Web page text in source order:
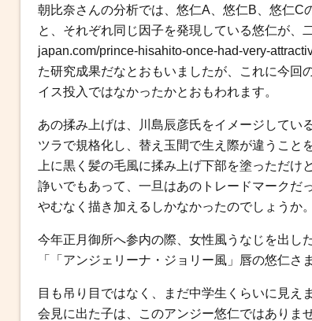
朝比奈さんの分析では、悠仁A、悠仁B、悠仁C
と、それぞれ同じ因子を発現している悠仁が、
japan.com/prince-hisahito-once-had-very-
た研究成果だなとおもいましたが、これに今回
イス投入ではなかったかとおもわれます。
あの揉み上げは、川島辰彦氏をイメージしてい
ツラで規格化し、替え玉間で生え際が違うこと
上に黒く髪の毛風に揉み上げ下部を塗っただ
諍いでもあって、一旦はあのトレードマークだ
やむなく描き加えるしかなかったのでしょうか。
今年正月御所へ参内の際、女性風うなじを出し
「「アンジェリーナ・ジョリー風」唇の悠仁さ
目も吊り目ではなく、まだ中学生くらいに見
会見に出た子は、このアンジー悠仁ではありま